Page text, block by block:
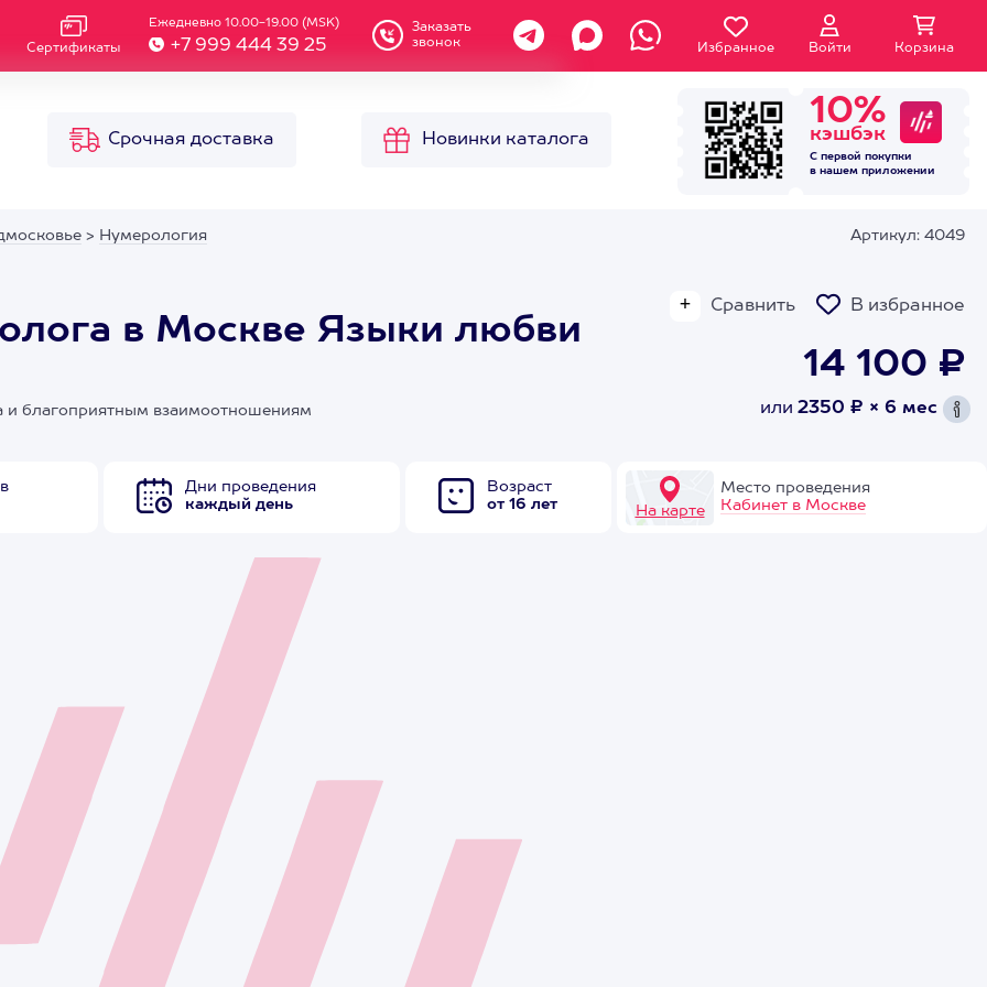
Сертификаты
Ежедневно 10.00-19.00 (MSK)
+7 999 444 39 25
Заказать
звонок
Избранное Войти Корзина
Срочная доставка Новинки каталога
10%
кэшбэк
С первой покупки
в нашем приложении
> Нумерология Артикул: 4049
в Москве Языки любви
Сравнить В избранное
14 100 ₽
или 2350 ₽ × 6 мес
и благоприятным взаимоотношениям
Дни проведения
каждый день
Возраст
от 16 лет
На карте
Место проведения
Кабинет в Москве